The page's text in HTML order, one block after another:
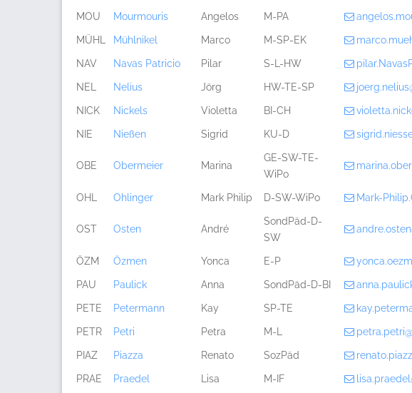
MOU Mourmouris Angelos M-PA
MÜHL Mühlnikel Marco M-SP-EK
NAV Navas Patricio Pilar S-L-HW
NEL Nelius Jörg HW-TE-SP
NICK Nickels Violetta BI-CH
NIE Nießen Sigrid KU-D
OBE Obermeier Marina
GE-SW-TE-
WiPo
OHL Ohlinger Mark Philip D-SW-WiPo Mark-
OST Osten André
SondPäd-D-
SW
ÖZM Özmen Yonca E-P
PAU Paulick Anna SondPäd-D-BI
PETE Petermann Kay SP-TE
PETR Petri Petra M-L
PIAZ Piazza Renato SozPäd
PRAE Praedel Lisa M-IF